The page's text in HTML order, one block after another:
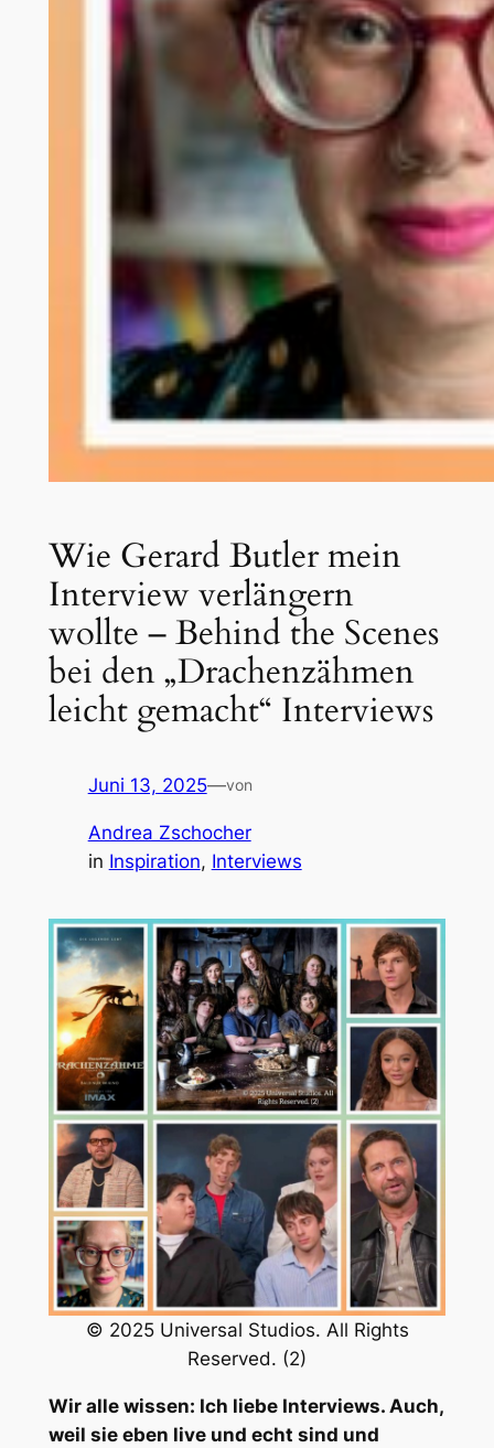
Wie Gerard Butler mein
Interview verlängern
wollte – Behind the Scenes
bei den „Drachenzähmen
leicht gemacht“ Interviews
Juni 13, 2025—von
Andrea Zschocher
in Inspiration, Interviews
© 2025 Universal Studios. All Rights
Reserved. (2)
Wir alle wissen: Ich liebe Interviews. Auch,
weil sie eben live und echt sind und